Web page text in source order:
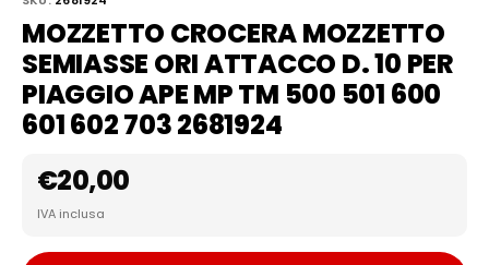
MOZZETTO CROCERA MOZZETTO
SEMIASSE ORI ATTACCO D. 10 PER
PIAGGIO APE MP TM 500 501 600
601 602 703 2681924
€20,00
IVA inclusa